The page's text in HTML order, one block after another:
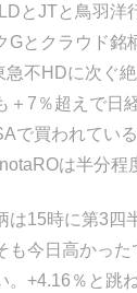
とJTと鳥羽洋
Gとクラウド銘
急不HDに次ぐ
＋7％超えで日
で買われてい
は半分程
は15時に第3四
も今日高かっ
。+4.16％と跳